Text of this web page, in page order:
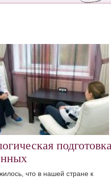
что в нашей стране к